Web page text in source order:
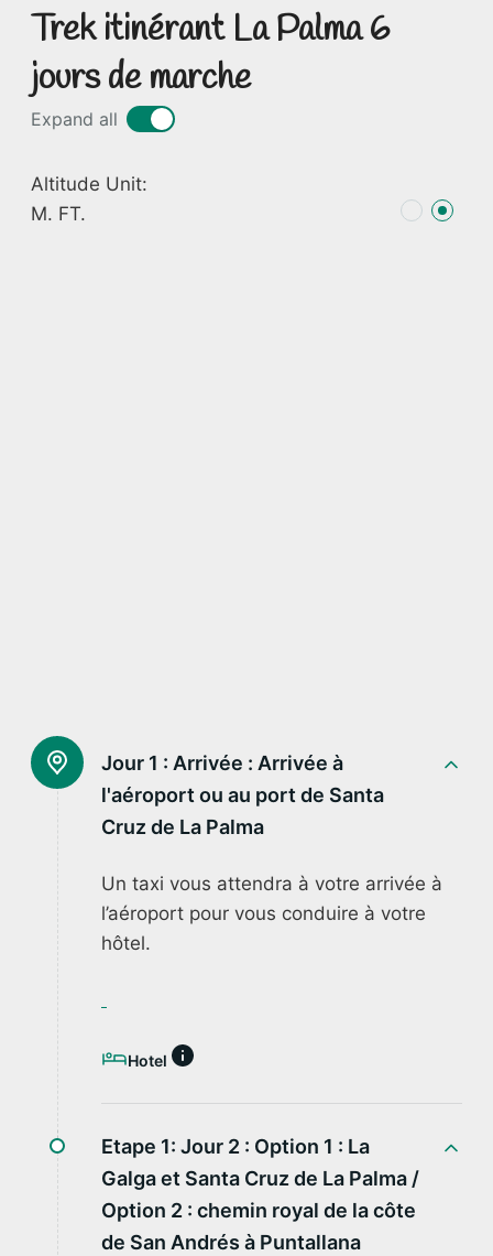
Trek itinérant La Palma 6
jours de marche
Expand all
Altitude Unit:
M. FT.
Jour 1 : Arrivée : Arrivée à
l'aéroport ou au port de Santa
Cruz de La Palma
Un taxi vous attendra à votre arrivée à
l’aéroport pour vous conduire à votre
hôtel.
Hotel
Etape 1: Jour 2 : Option 1 : La
Galga et Santa Cruz de La Palma /
Option 2 : chemin royal de la côte
de San Andrés à Puntallana